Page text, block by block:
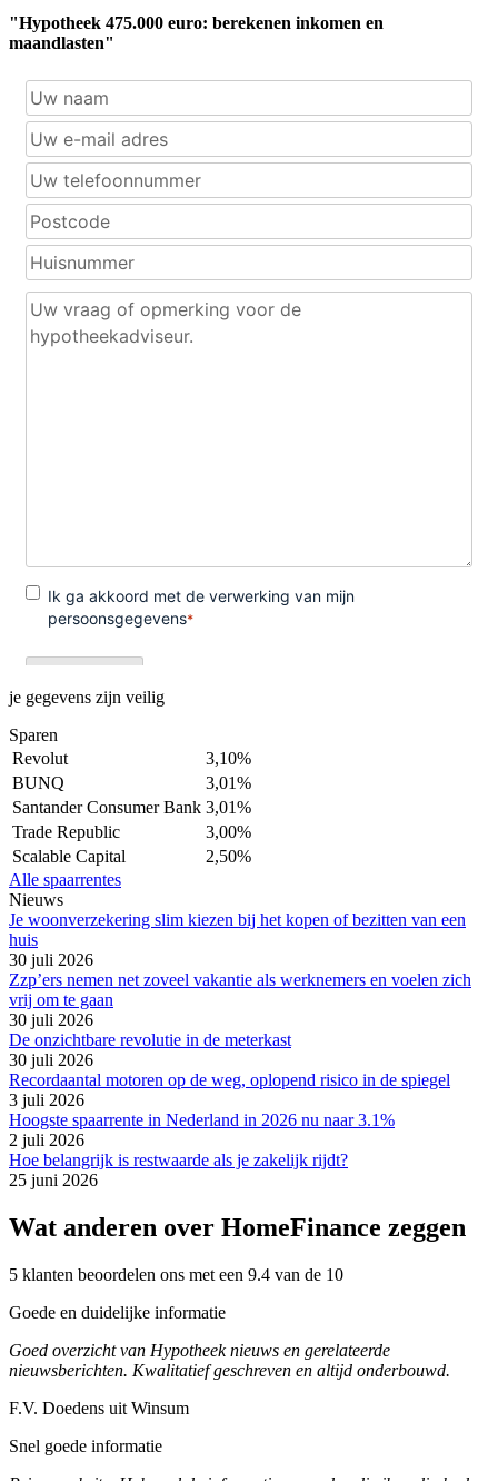
"Hypotheek 475.000 euro: berekenen inkomen en
maandlasten"
je gegevens zijn veilig
Sparen
Revolut
3,10%
BUNQ
3,01%
Santander Consumer Bank 3,01%
Trade Republic
3,00%
Scalable Capital
2,50%
Alle spaarrentes
Nieuws
Je woonverzekering slim kiezen bij het kopen of bezitten van een
huis
30 juli 2026
Zzp’ers nemen net zoveel vakantie als werknemers en voelen zich
vrij om te gaan
30 juli 2026
De onzichtbare revolutie in de meterkast
30 juli 2026
Recordaantal motoren op de weg, oplopend risico in de spiegel
3 juli 2026
Hoogste spaarrente in Nederland in 2026 nu naar 3.1%
2 juli 2026
Hoe belangrijk is restwaarde als je zakelijk rijdt?
25 juni 2026
Wat anderen over HomeFinance zeggen
5 klanten beoordelen ons met een 9.4 van de 10
Goede en duidelijke informatie
Goed overzicht van Hypotheek nieuws en gerelateerde
nieuwsberichten. Kwalitatief geschreven en altijd onderbouwd.
F.V. Doedens uit Winsum
Snel goede informatie